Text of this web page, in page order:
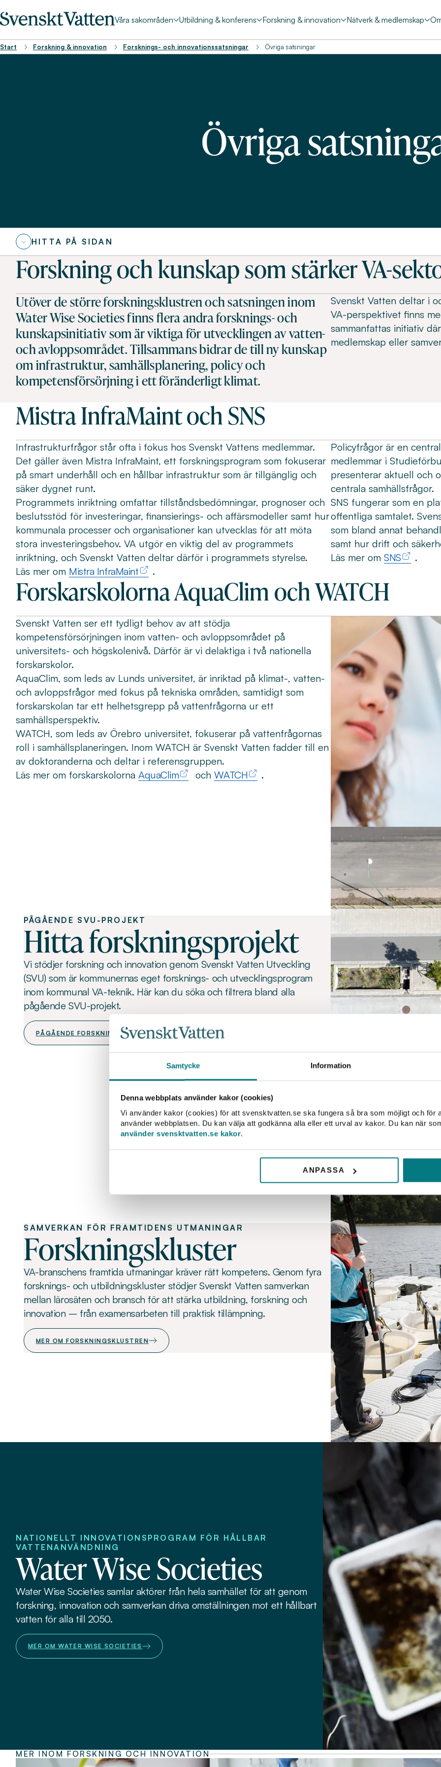
Samtycke Information
Denna webbplats använder kakor (cookies)
Vi använder kakor (cookies) för att svensktvatten.se ska fungera så bra som möjligt och för
använder webbplatsen. Du kan välja att godkänna alla eller ett urval av kakor. Du kan när
använder svensktvatten.se kakor.
ANPASSA
Våra sakområden Utbildning & konferens Forskning & innovation Nätverk & medlemskap
Start Forskning & innovation Forsknings- och innovationssatsningar Övriga satsningar
Övriga
HITTA PÅ SIDAN
Forskning och kunskap som stärker VA-
Utöver de större forskningsklustren och satsningen inom
Water Wise Societies finns flera andra forsknings- och
kunskapsinitiativ som är viktiga för utvecklingen av vatten-
och avloppsområdet. Tillsammans bidrar de till ny kunskap
om infrastruktur, samhällsplanering, policy och
kompetensförsörjning i ett föränderligt klimat.
Svenskt Vatten deltar i
VA-perspektivet finns
sammanfattas initiativ
medlemskap eller
Mistra InfraMaint och SNS
Infrastrukturfrågor står ofta i fokus hos Svenskt Vattens medlemmar.
Det gäller även Mistra InfraMaint, ett forskningsprogram som fokuserar
på smart underhåll och en hållbar infrastruktur som är tillgänglig och
säker dygnet runt.
Programmets inriktning omfattar tillståndsbedömningar, prognoser och
beslutsstöd för investeringar, finansierings- och affärsmodeller samt hur
kommunala processer och organisationer kan utvecklas för att möta
stora investeringsbehov. VA utgör en viktig del av programmets
inriktning, och Svenskt Vatten deltar därför i programmets styrelse.
Läs mer om Mistra InfraMaint .
Policyfrågor är en
medlemmar i
presenterar aktuell och
centrala samhällsfrågor.
SNS fungerar som en
offentliga samtalet.
som bland annat
samt hur drift och
Läs mer om SNS .
Forskarskolorna AquaClim och WATCH
Svenskt Vatten ser ett tydligt behov av att stödja
kompetensförsörjningen inom vatten- och avloppsområdet på
universitets- och högskolenivå. Därför är vi delaktiga i två nationella
forskarskolor.
AquaClim, som leds av Lunds universitet, är inriktad på klimat-, vatten-
och avloppsfrågor med fokus på tekniska områden, samtidigt som
forskarskolan tar ett helhetsgrepp på vattenfrågorna ur ett
samhällsperspektiv.
WATCH, som leds av Örebro universitet, fokuserar på vattenfrågornas
roll i samhällsplaneringen. Inom WATCH är Svenskt Vatten fadder till en
av doktoranderna och deltar i referensgruppen.
Läs mer om forskarskolorna AquaClim ochWATCH .
PÅGÅENDE SVU-PROJEKT
Hitta forskningsprojekt
Vi stödjer forskning och innovation genom Svenskt Vatten Utveckling
(SVU) som är kommunernas eget forsknings- och utvecklingsprogram
inom kommunal VA-teknik. Här kan du söka och filtrera bland alla
pågående SVU-projekt.
PÅGÅENDE FORSKNINGSPROJEKT
SAMVERKAN FÖR FRAMTIDENS UTMANINGAR
Forskningskluster
VA-branschens framtida utmaningar kräver rätt kompetens. Genom fyra
forsknings- och utbildningskluster stödjer Svenskt Vatten samverkan
mellan lärosäten och bransch för att stärka utbildning, forskning och
innovation – från examensarbeten till praktisk tillämpning.
MER OM FORSKNINGSKLUSTREN
NATIONELLT INNOVATIONSPROGRAM FÖR HÅLLBAR
VATTENANVÄNDNING
Water Wise Societies
Water Wise Societies samlar aktörer från hela samhället för att genom
forskning, innovation och samverkan driva omställningen mot ett hållbart
vatten för alla till 2050.
MER OM WATER WISE SOCIETIES
MER INOM FORSKNING OCH INNOVATION